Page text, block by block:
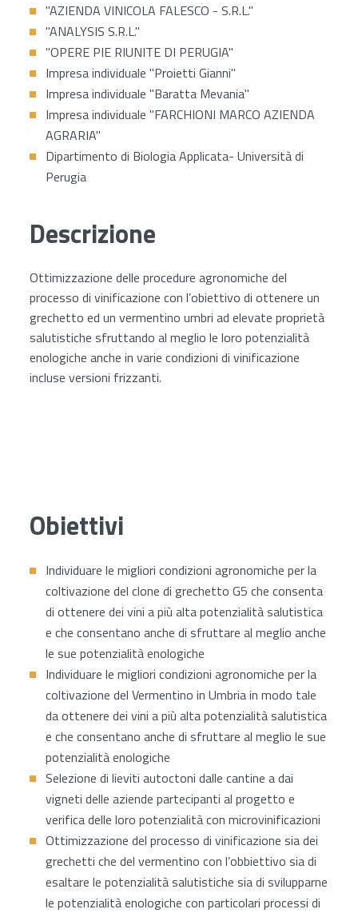
"AZIENDA VINICOLA FALESCO - S.R.L."
"ANALYSIS S.R.L."
"OPERE PIE RIUNITE DI PERUGIA"
Impresa individuale "Proietti Gianni"
Impresa individuale "Baratta Mevania"
Impresa individuale "FARCHIONI MARCO AZIENDA
AGRARIA"
Dipartimento di Biologia Applicata- Università di
Perugia
Descrizione
Ottimizzazione delle procedure agronomiche del
processo di vinificazione con l’obiettivo di ottenere un
grechetto ed un vermentino umbri ad elevate proprietà
salutistiche sfruttando al meglio le loro potenzialità
enologiche anche in varie condizioni di vinificazione
incluse versioni frizzanti.
Obiettivi
Individuare le migliori condizioni agronomiche per la
coltivazione del clone di grechetto G5 che consenta
di ottenere dei vini a più alta potenzialità salutistica
e che consentano anche di sfruttare al meglio anche
le sue potenzialità enologiche
Individuare le migliori condizioni agronomiche per la
coltivazione del Vermentino in Umbria in modo tale
da ottenere dei vini a più alta potenzialità salutistica
e che consentano anche di sfruttare al meglio le sue
potenzialità enologiche
Selezione di lieviti autoctoni dalle cantine a dai
vigneti delle aziende partecipanti al progetto e
verifica delle loro potenzialità con microvinificazioni
Ottimizzazione del processo di vinificazione sia dei
grechetti che del vermentino con l’obbiettivo sia di
esaltare le potenzialità salutistiche sia di svilupparne
le potenzialità enologiche con particolari processi di